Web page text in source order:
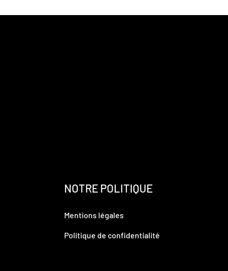
NOTRE POLITIQUE
Mentions légales
Politique de confidentialité